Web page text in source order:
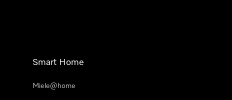
Smart Home
Miele@home